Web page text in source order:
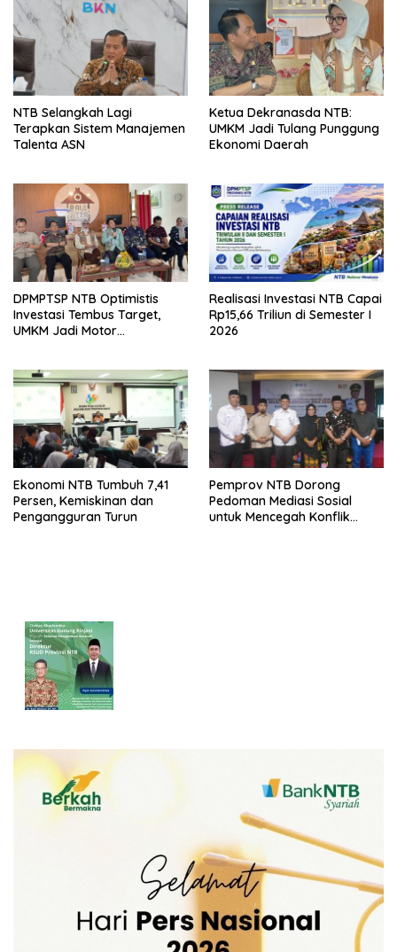
NTB Selangkah Lagi
Terapkan Sistem Manajemen
Talenta ASN
Ketua Dekranasda NTB:
UMKM Jadi Tulang Punggung
Ekonomi Daerah
DPMPTSP NTB Optimistis
Investasi Tembus Target,
UMKM Jadi Motor
Realisasi Investasi NTB Capai
Rp15,66 Triliun di Semester I
2026
Ekonomi NTB Tumbuh 7,41
Persen, Kemiskinan dan
Pengangguran Turun
Pemprov NTB Dorong
Pedoman Mediasi Sosial
untuk Mencegah Konflik